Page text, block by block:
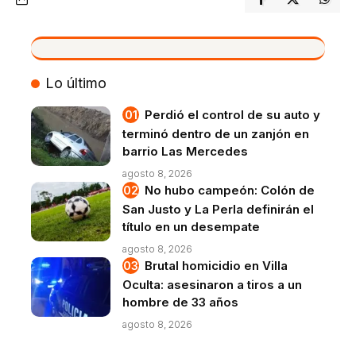
VIVO
Lo último
Perdió el control de su auto y
terminó dentro de un zanjón en
barrio Las Mercedes
agosto 8, 2026
No hubo campeón: Colón de
San Justo y La Perla definirán el
título en un desempate
agosto 8, 2026
Brutal homicidio en Villa
Oculta: asesinaron a tiros a un
hombre de 33 años
agosto 8, 2026